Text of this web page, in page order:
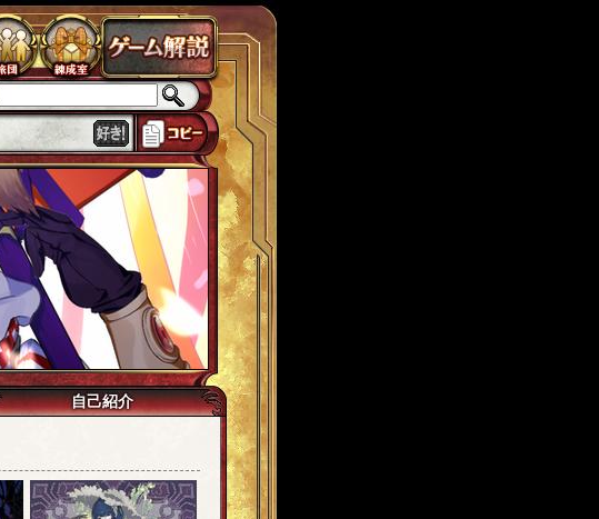
チェインパラドクス ローカスト 城ヶ島
自己紹介